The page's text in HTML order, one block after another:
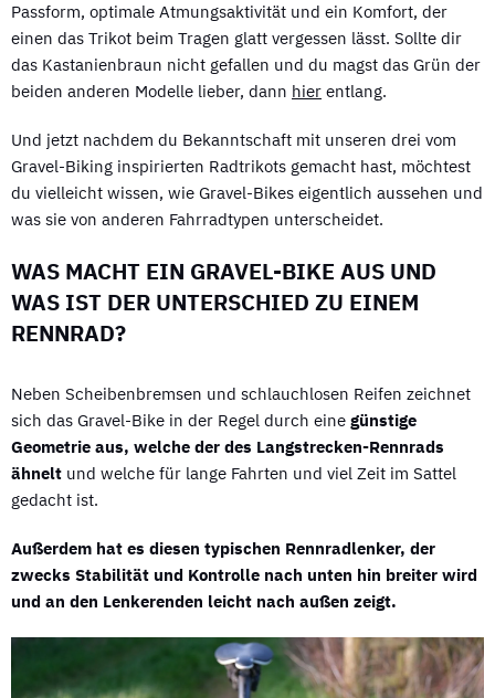
Passform, optimale Atmungsaktivität und ein Komfort, der
einen das Trikot beim Tragen glatt vergessen lässt. Sollte dir
das Kastanienbraun nicht gefallen und du magst das Grün der
beiden anderen Modelle lieber, dann hier entlang.
Und jetzt nachdem du Bekanntschaft mit unseren drei vom
Gravel-Biking inspirierten Radtrikots gemacht hast, möchtest
du vielleicht wissen, wie Gravel-Bikes eigentlich aussehen und
was sie von anderen Fahrradtypen unterscheidet.
WAS MACHT EIN GRAVEL-BIKE AUS UND
WAS IST DER UNTERSCHIED ZU EINEM
RENNRAD?
Neben Scheibenbremsen und schlauchlosen Reifen zeichnet
sich das Gravel-Bike in der Regel durch eine günstige
Geometrie aus, welche der des Langstrecken-Rennrads
ähnelt und welche für lange Fahrten und viel Zeit im Sattel
gedacht ist.
Außerdem hat es diesen typischen Rennradlenker, der
zwecks Stabilität und Kontrolle nach unten hin breiter wird
und an den Lenkerenden leicht nach außen zeigt.